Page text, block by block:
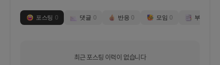
포스팅 0 댓글 0 반응 0 모임 0 부스
최근 포스팅 이력이 없습니다